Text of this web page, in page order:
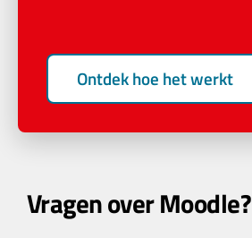
Ontdek hoe het werkt
Vragen over Moodle?